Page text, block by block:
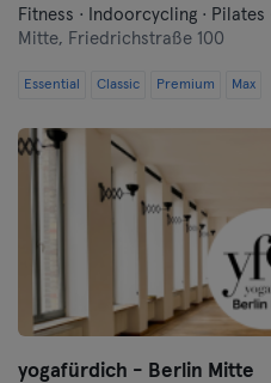
Fitness · Indoorcycling · Pilates
Mitte, Friedrichstraße 100
Essential Classic Premium Max
yogafürdich - Berlin Mitte
Freiburg
Göppingen
Halle
Hamburg
Hanau